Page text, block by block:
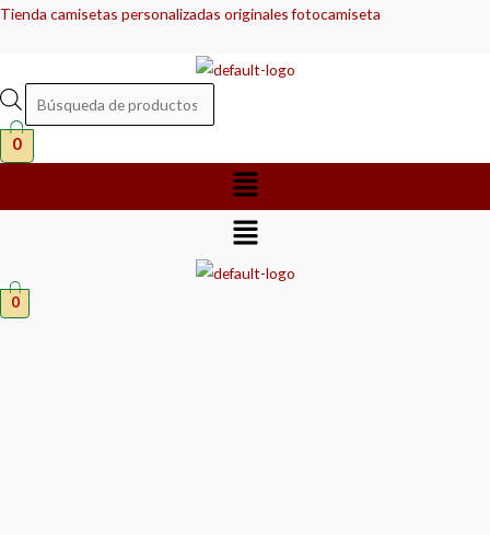
Ir
Tienda camisetas personalizadas originales fotocamiseta
Búsqueda
0
Menú
Menú
0
Búsqueda